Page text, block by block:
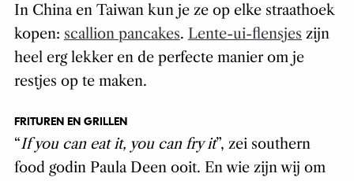
In China en Taiwan kun je ze op elke straathoek
kopen: scallion pancakes. Lente-ui-flensjes zijn
heel erg lekker en de perfecte manier om je
restjes op te maken.
FRITUREN EN GRILLEN
“If you can eat it, you can fry it”, zei southern
food godin Paula Deen ooit. En wie zijn wij om